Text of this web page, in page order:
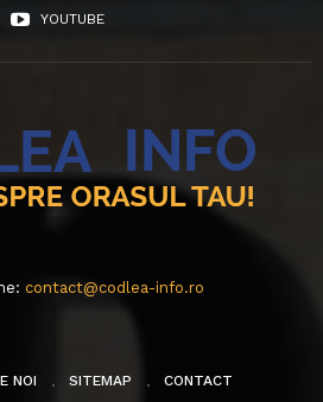
YOUTUBE
contact@codlea-info.ro
NOI SITEMAP CONTACT